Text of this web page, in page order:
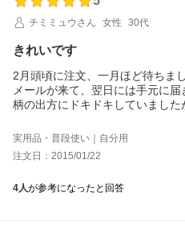
チミミュウさん
女性 30代
きれいです
2月頭頃に注文、一月ほど待ちま
メールが来て、翌日には手元に届
柄の出方にドキドキしていました
出した時きれいな柄に「おーっ
た。
私に届いた物は右側に淡いピン
少し濃淡がきれいに散らばってい
が、黒いところもしっかり入っ
裏の方がそのバランスが良く表
実用品・普段使い｜自分用
注文日：2015/01/22
4人が参考になったと回答